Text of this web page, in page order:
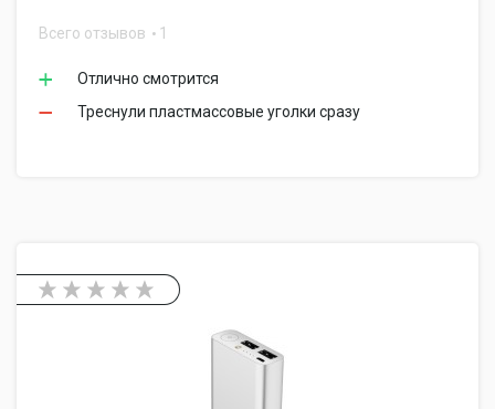
Всего отзывов 1
Отлично смотрится
Треснули пластмассовые уголки сразу